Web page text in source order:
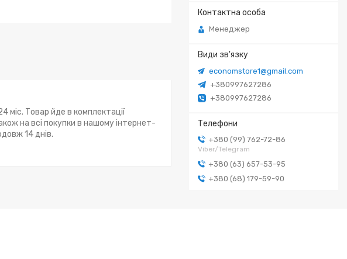
Менеджер
economstore1@gmail.com
+380997627286
+380997627286
+380 (99) 762-72-86
Viber/Telegram
+380 (63) 657-53-95
+380 (68) 179-59-90
міс. Товар йде в комплектації
на всі покупки в нашому інтернет-
14 днів.